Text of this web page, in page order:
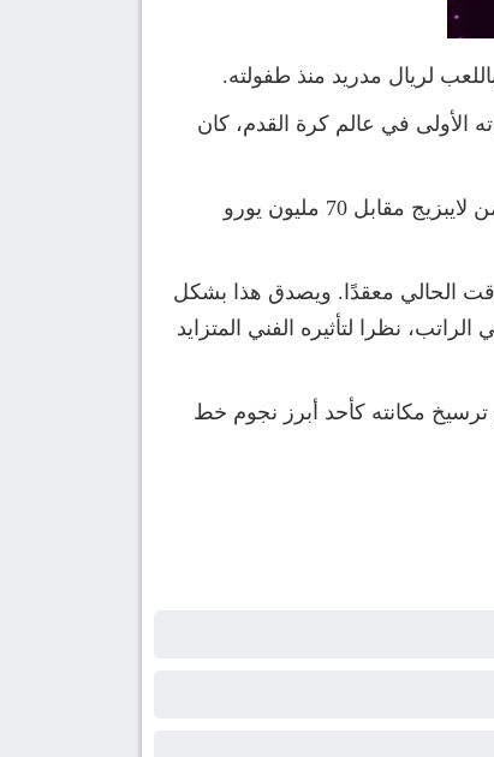
لريال مدريد منذ طفولته.
الأولى في عالم كرة القدم، كان
ويعيش النجم المجري الشاب حاليا مرحلة مهمة في مسيرته مع ليفربول، بعد أن انضم إليهم صيف 2023 قادما من لايبزيج مقابل 70 مليون يورو
رحيله في الوقت الحالي معقدًا. ويصدق هذا بشكل
نظرا لتأثيره الفني المتزايد
مكانته كأحد أبرز نجوم خط